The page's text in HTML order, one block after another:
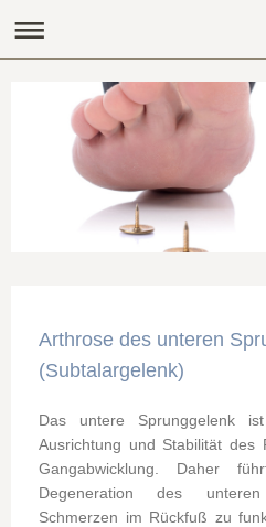
Arthrose des unteren
(Subtalargelenk)
Das untere Sprunggelenk
Ausrichtung und Stabilität des
Gangabwicklung. Daher
Degeneration des
Schmerzen im Rückfuß zu